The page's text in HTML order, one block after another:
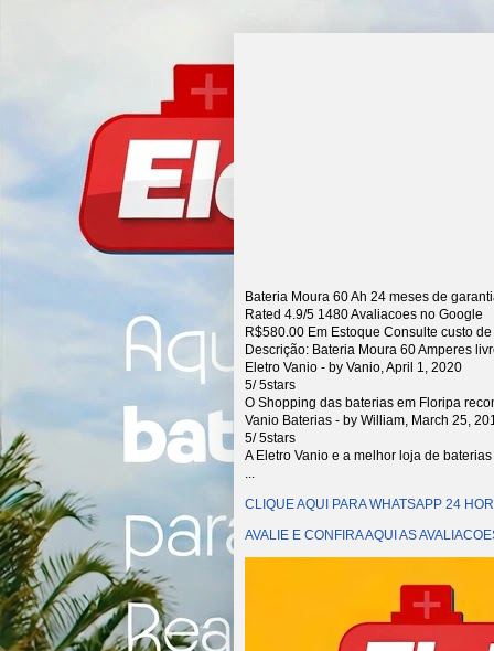
Bateria Moura 60 Ah 24 meses de
Rated 4.9/5 1480Avaliacoes no Google
R$580.00 Em Estoque Consulte custo
Descrição: Bateria Moura 60 Amperes
Eletro Vanio - by Vanio,April 1, 2020
5/5stars
O Shopping das baterias em Floripa
Vanio Baterias - by William, March 25,
5/5stars
A Eletro Vanio e a melhor loja de
...
CLIQUE AQUI PARA WHATSAPP 24
AVALIE E CONFIRA AQUI AS